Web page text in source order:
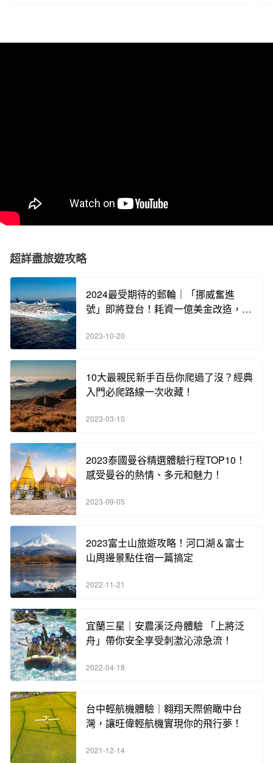
超詳盡旅遊攻略
2024最受期待的郵輪｜「挪威奮進
號」即將登台！耗資一億美金改造，含
手刀搶訂中！
2023-10-20
10大最親民新手百岳你爬過了沒？經典
入門必爬路線一次收藏！
2023-03-10
2023泰國曼谷精選體驗行程TOP10！
感受曼谷的熱情、多元和魅力！
2023-09-05
2023富士山旅遊攻略！河口湖＆富士
山周邊景點住宿一篇搞定
2022-11-21
宜蘭三星｜安農溪泛舟體驗 「上將泛
舟」帶你安全享受刺激沁涼急流！
2022-04-18
台中輕航機體驗｜翱翔天際俯瞰中台
灣，讓旺偉輕航機實現你的飛行夢！
2021-12-14